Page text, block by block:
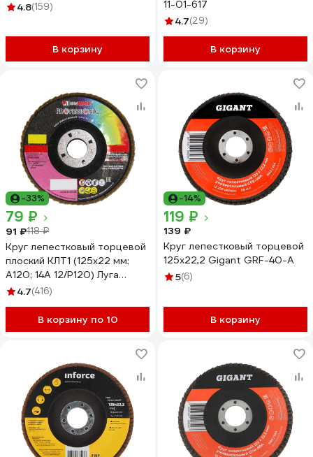
4.8(159)
В корзину
11-01-617
4.7(29)
В корзину
-33%
79 ₽
91 ₽118 ₽
Круг лепестковый торцевой
плоский КЛТ1 (125х22 мм;
А120; 14А 12/Р120) Луга
4603347337943
4.7(416)
В корзину по 10
-14%
119 ₽
139 ₽
Круг лепестковый торцевой
125x22,2 Gigant GRF-40-А
5(6)
В корзину